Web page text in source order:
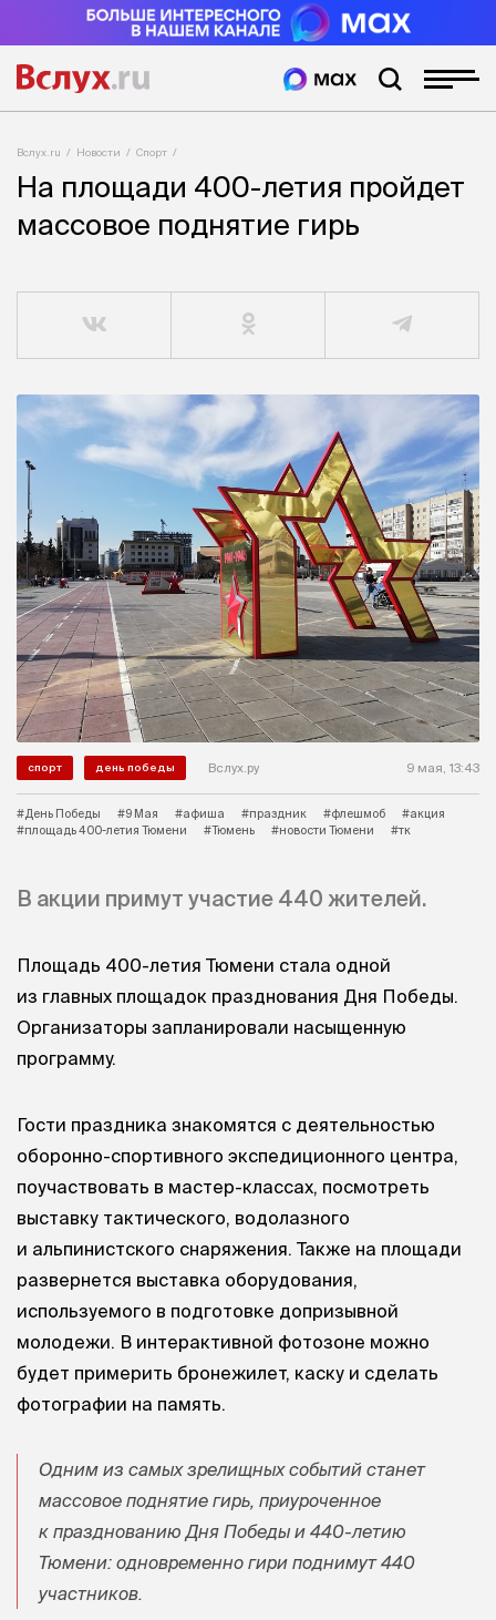
Вслух.ru Новости Спорт
На площади 400-летия пройдет
массовое поднятие гирь
спорт день победы Вслух.ру 9 мая, 13:43
#День Победы #9 Мая #афиша #праздник #флешмоб
#акция
#площадь 400-летия Тюмени
#Тюмень #новости Тюмени #тк
В акции примут участие 440 жителей.
Площадь 400-летия Тюмени стала одной
из главных площадок празднования Дня Победы.
Организаторы запланировали насыщенную
программу.
Гости праздника знакомятся с деятельностью
оборонно-спортивного экспедиционного центра,
поучаствовать в мастер-классах, посмотреть
выставку тактического, водолазного
и альпинистского снаряжения. Также на площади
развернется выставка оборудования,
используемого в подготовке допризывной
молодежи. В интерактивной фотозоне можно
будет примерить бронежилет, каску и сделать
фотографии на память.
Одним из самых зрелищных событий станет
массовое поднятие гирь, приуроченное
к празднованию Дня Победы и 440-летию
Тюмени: одновременно гири поднимут 440
участников.